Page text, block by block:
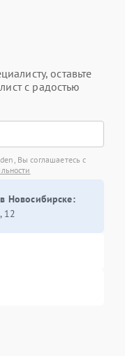
оставьте
с радостью
Вы соглашаетесь с
Новосибирске:
12